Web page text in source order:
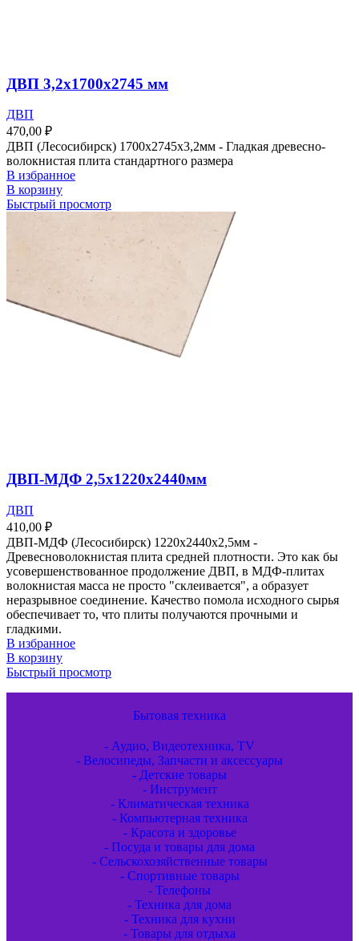
ДВП 3,2х1700х2745 мм
ДВП
470,00 ₽
ДВП (Лесосибирск) 1700х2745х3,2мм - Гладкая древесно-
волокнистая плита стандартного размера
В избранное
В корзину
Быстрый просмотр
ДВП-МДФ 2,5х1220х2440мм
ДВП
410,00 ₽
ДВП-МДФ (Лесосибирск) 1220х2440х2,5мм -
Древесноволокнистая плита средней плотности. Это как бы
усовершенствованное продолжение ДВП, в МДФ-плитах
волокнистая масса не просто "склеивается", а образует
неразрывное соединение. Качество помола исходного сырья
обеспечивает то, что плиты получаются прочными и
гладкими.
В избранное
В корзину
Быстрый просмотр
Бытовая техника
- Аудио, Видеотехника, TV
- Велосипеды, Запчасти и аксессуары
- Детские товары
- Инструмент
- Климатическая техника
- Компьютерная техника
- Красота и здоровье
- Посуда и товары для дома
- Сельскохозяйственные товары
- Спортивные товары
- Телефоны
- Техника для дома
- Техника для кухни
- Товары для отдыха